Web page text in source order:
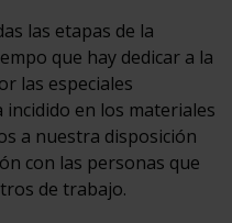
las etapas de la
que hay dedicar a la
las especiales
incidido en los materiales
a nuestra disposición
con las personas que
de trabajo.